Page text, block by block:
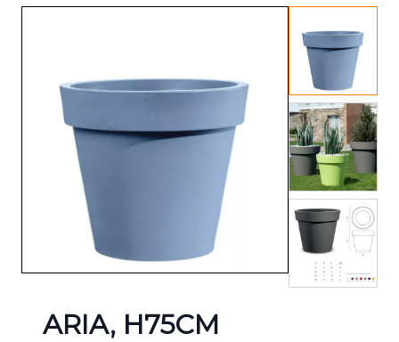
View
View
ARIA, H75CM